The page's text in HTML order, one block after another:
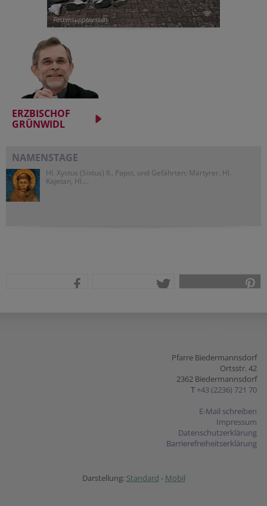
Fastensuppenessen
ERZBISCHOF
GRÜNWIDL
NAMENSTAGE
Hl. Xystus (Sixtus) II., Papst, und Gefährten; Märtyrer, Hl.
Kajetan, Hl....
Pfarre Biedermannsdorf
Ortsstr. 42
2362 Biedermannsdorf
T +43 (2236) 721 70
E-Mail schreiben
Impressum
Datenschutzerklärung
Barrierefreiheitserklärung
Darstellung: Standard - Mobil